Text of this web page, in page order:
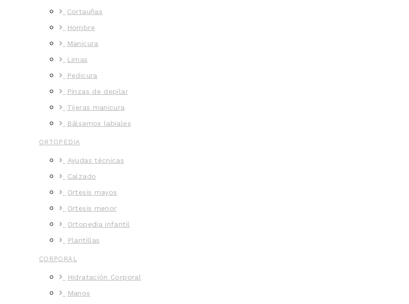
Cortauñas
Hombre
Manicura
Limas
Pedicura
Pinzas de depilar
Tijeras manicura
Bálsamos labiales
ORTOPEDIA
Ayudas técnicas
Calzado
Ortesis mayos
Ortesis menor
Ortopedia infantil
Plantillas
CORPORAL
Hidratación Corporal
Manos